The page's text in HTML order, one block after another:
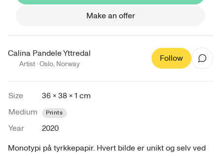
Make an offer
Calina Pandele Yttredal
Artist ·Oslo, Norway
Follow
Size
36 × 38 × 1 cm
Medium
Prints
Year
2020
Monotypi på tyrkkepapir. Hvert bilde er unikt og selv ved